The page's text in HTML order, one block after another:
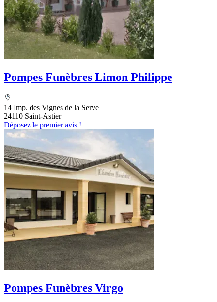
Pompes Funèbres Limon Philippe
14 Imp. des Vignes de la Serve
24110 Saint-Astier
Déposez le premier avis !
Pompes Funèbres Virgo